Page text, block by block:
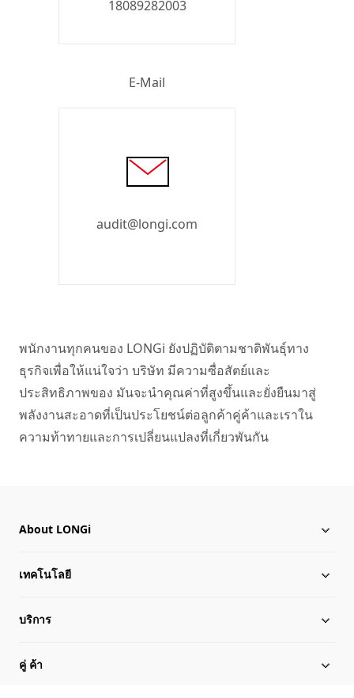
18089282003
E-Mail
audit@longi.com
พนักงานทุกคนของ LONGi ยังปฏิบัติตามชาติพันธุ์ทาง
ธุรกิจเพื่อให้แน่ใจว่า บริษัท มีความซื่อสัตย์และ
ประสิทธิภาพของ มันจะนําคุณค่าที่สูงขึ้นและยั่งยืนมาสู่
พลังงานสะอาดที่เป็นประโยชน์ต่อลูกค้าคู่ค้าและเราใน
ความท้าทายและการเปลี่ยนแปลงที่เกี่ยวพันกัน
About LONGi
เกี่ยวกับ LONGi
เหตุการณ์สำคัญ
โลกาภิวัตน์
เทคโนโลยี
ข่าว LONGi
บริการ
ดาวน์โหลด
คู่ ค้า